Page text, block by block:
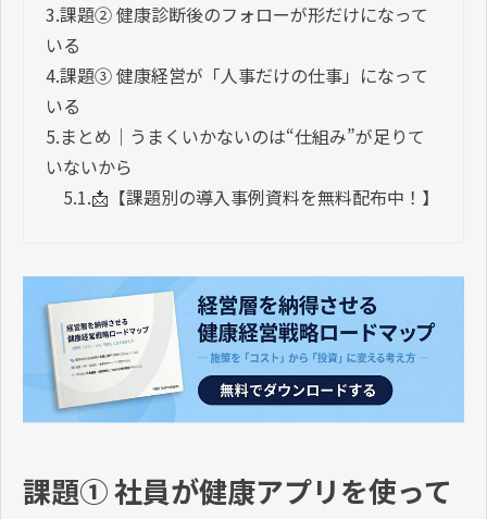
3.課題② 健康診断後のフォローが形だけになって
いる
4.課題③ 健康経営が「人事だけの仕事」になって
いる
5.まとめ｜うまくいかないのは“仕組み”が足りて
いないから
5.1.📩【課題別の導入事例資料を無料配布中！】
課題① 社員が健康アプリを使って